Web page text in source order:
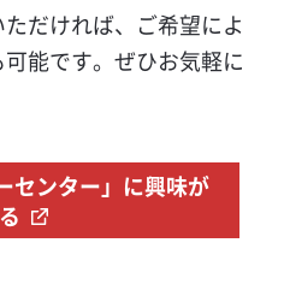
だければ、ご希望によ
能です。ぜひお気軽に
センター」に興味が